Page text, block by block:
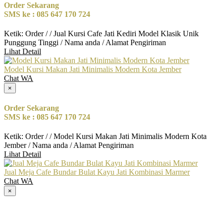
Order Sekarang
SMS ke : 085 647 170 724
Ketik: Order / / Jual Kursi Cafe Jati Kediri Model Klasik Unik
Punggung Tinggi / Nama anda / Alamat Pengiriman
Lihat Detail
Model Kursi Makan Jati Minimalis Modern Kota Jember
Chat WA
×
Order Sekarang
SMS ke : 085 647 170 724
Ketik: Order / / Model Kursi Makan Jati Minimalis Modern Kota
Jember / Nama anda / Alamat Pengiriman
Lihat Detail
Jual Meja Cafe Bundar Bulat Kayu Jati Kombinasi Marmer
Chat WA
×